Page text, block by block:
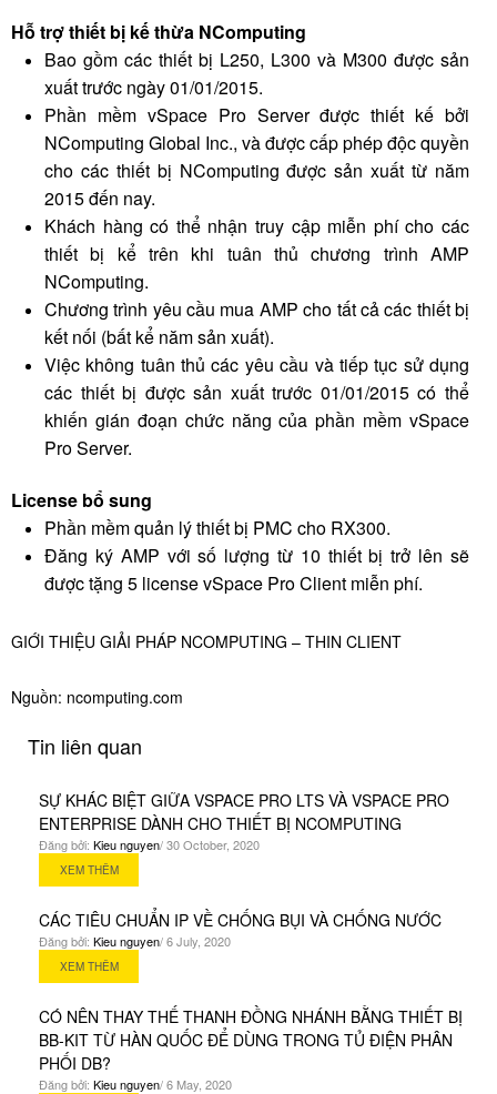
Hỗ trợ thiết bị kế thừa NComputing
Bao gồm các thiết bị L250, L300 và M300 được sản
xuất trước ngày 01/01/2015.
Phần mềm vSpace Pro Server được thiết kế bởi
NComputing Global Inc., và được cấp phép độc quyền
cho các thiết bị NComputing được sản xuất từ năm
2015 đến nay.
Khách hàng có thể nhận truy cập miễn phí cho các
thiết bị kể trên khi tuân thủ chương trình AMP
NComputing.
Chương trình yêu cầu mua AMP cho tất cả các thiết bị
kết nối (bất kể năm sản xuất).
Việc không tuân thủ các yêu cầu và tiếp tục sử dụng
các thiết bị được sản xuất trước 01/01/2015 có thể
khiến gián đoạn chức năng của phần mềm vSpace
Pro Server.
License bổ sung
Phần mềm quản lý thiết bị PMC cho RX300.
Đăng ký AMP với số lượng từ 10 thiết bị trở lên sẽ
được tặng 5 license vSpace Pro Client miễn phí.
GIỚI THIỆU GIẢI PHÁP NCOMPUTING – THIN CLIENT
Nguồn: ncomputing.com
Tin liên quan
SỰ KHÁC BIỆT GIỮA VSPACE PRO LTS VÀ VSPACE PRO
ENTERPRISE DÀNH CHO THIẾT BỊ NCOMPUTING
Đăng bởi: Kieu nguyen/ 30 October, 2020
XEM THÊM
CÁC TIÊU CHUẨN IP VỀ CHỐNG BỤI VÀ CHỐNG NƯỚC
Đăng bởi: Kieu nguyen/ 6 July, 2020
XEM THÊM
CÓ NÊN THAY THẾ THANH ĐỒNG NHÁNH BẰNG THIẾT BỊ
BB-KIT TỪ HÀN QUỐC ĐỂ DÙNG TRONG TỦ ĐIỆN PHÂN
PHỐI DB?
Đăng bởi: Kieu nguyen/ 6 May, 2020